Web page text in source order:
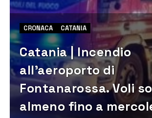
CRONACA CATANIA
Catania | Incendio
all’aeroporto di
Fontanarossa. Voli
almeno fino a